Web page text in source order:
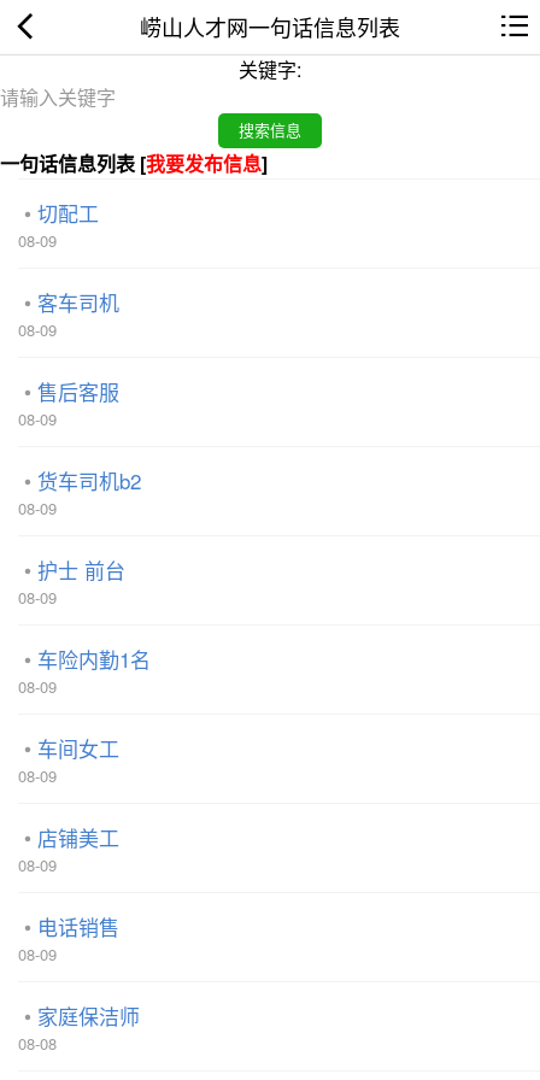
崂山人才网一句话信息列表
关键字:
一句话信息列表 [我要发布信息]
切配工
08-09
客车司机
08-09
售后客服
08-09
货车司机b2
08-09
护士 前台
08-09
车险内勤1名
08-09
车间女工
08-09
店铺美工
08-09
电话销售
08-09
家庭保洁师
08-08